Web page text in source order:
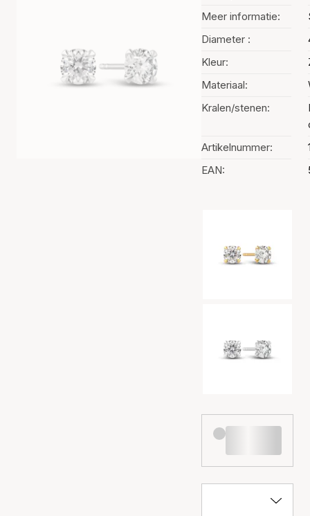
Meer informatie:
Diameter :
Kleur:
Materiaal:
Kralen/stenen:
Artikelnummer:
EAN: